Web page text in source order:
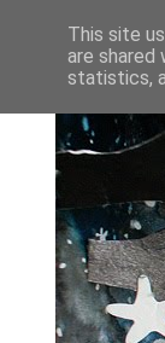
This site
are shared
statistics,